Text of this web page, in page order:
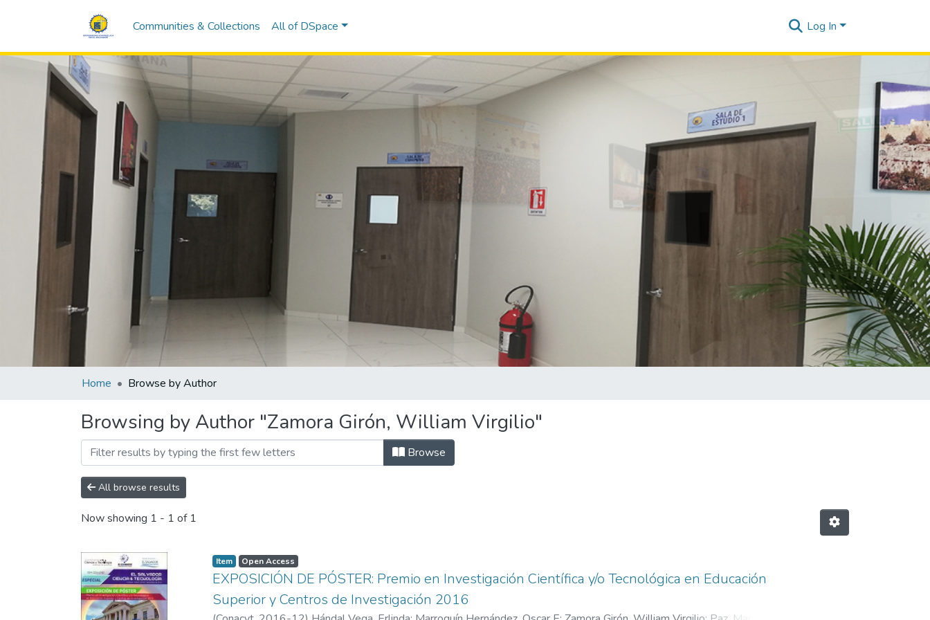
Communities & Collections All of DSpace Log In
Home Browse by Author
Browsing by Author "Zamora Girón, William Virgilio"
Browse
All browse results
Now showing 1 - 1 of 1
Item Open Access
EXPOSICIÓN DE PÓSTER: Premio en Investigación Científica y/o Tecnológica en Educación
Superior y Centros de Investigación 2016